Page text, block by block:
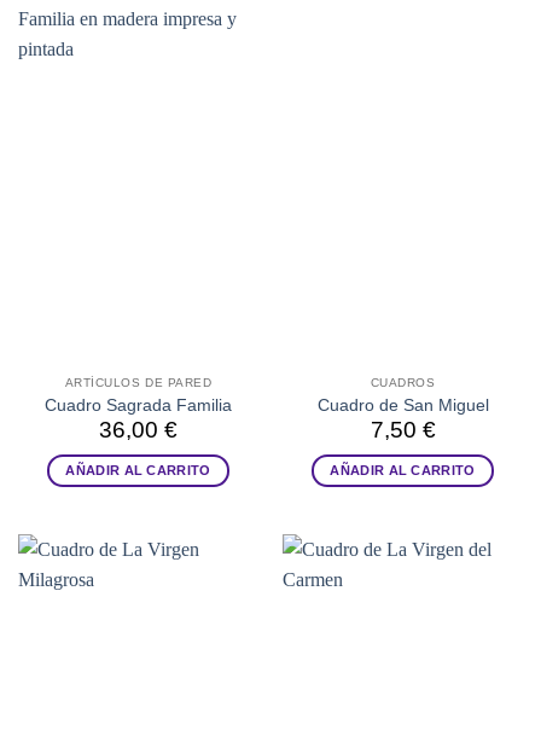
ARTÍCULOS DE PARED
Cuadro Sagrada Familia
36,00 €
AÑADIR AL CARRITO
CUADROS
Cuadro de San Miguel
7,50 €
AÑADIR AL CARRITO